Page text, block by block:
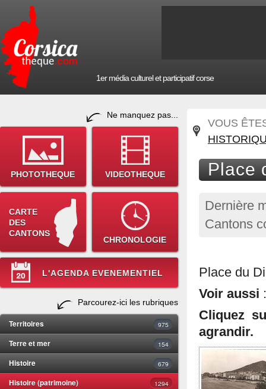
1er média culturel et participatif corse
Ne manquez pas...
PHOTOTHEQUE VIDEOTHEQUE
CARTE
DES
CANTONS
CHRONOLOGIE
L'AGENDA EVENEMENTIEL
Parcourez-ici les rubriques
Territoires 975
Terre et mer 154
Histoire 679
Histoire (patrimoine)
1294
VOUS
Place
Dernière
Cantons
Place du
Voir aussi
Cliquez
agrandir.